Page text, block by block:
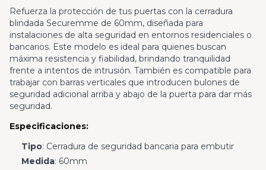
Refuerza la protección de tus puertas con la cerradura
blindada Securemme de 60mm, diseñada para
instalaciones de alta seguridad en entornos residenciales o
bancarios. Este modelo es ideal para quienes buscan
máxima resistencia y fiabilidad, brindando tranquilidad
frente a intentos de intrusión. También es compatible para
trabajar con barras verticales que introducen bulones de
seguridad adicional arriba y abajo de la puerta para dar más
seguridad.
Especificaciones:
Tipo: Cerradura de seguridad bancaria para embutir
Medida: 60mm